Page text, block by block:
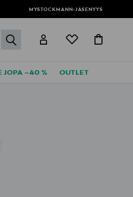
MYSTOCKMANN-JÄSENYYS
label.header.go
JOPA –40 % OUTLET